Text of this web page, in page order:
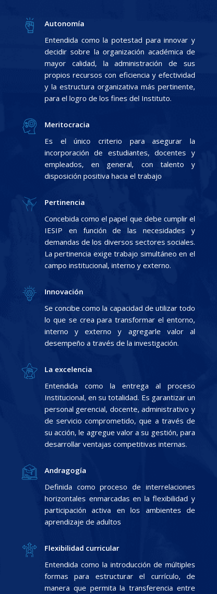
Autonomía
Entendida como la potestad para innovar y
decidir sobre la organización académica de
mayor calidad, la administración de sus
propios recursos con eficiencia y efectividad
y la estructura organizativa más pertinente,
para el logro de los fines del Instituto.
Meritocracia
Es el único criterio para asegurar la
incorporación de estudiantes, docentes y
empleados, en general, con talento y
disposición positiva hacia el trabajo
Pertinencia
Concebida como el papel que debe cumplir el
IESIP en función de las necesidades y
demandas de los diversos sectores sociales.
La pertinencia exige trabajo simultáneo en el
campo institucional, interno y externo.
Innovación
Se concibe como la capacidad de utilizar todo
lo que se crea para transformar el entorno,
interno y externo y agregarle valor al
desempeño a través de la investigación.
La excelencia
Entendida como la entrega al proceso
Institucional, en su totalidad. Es garantizar un
personal gerencial, docente, administrativo y
de servicio comprometido, que a través de
su acción, le agregue valor a su gestión, para
desarrollar ventajas competitivas internas.
Andragogía
Definida como proceso de interrelaciones
horizontales enmarcadas en la flexibilidad y
participación activa en los ambientes de
aprendizaje de adultos
Flexibilidad curricular
Entendida como la introducción de múltiples
formas para estructurar el currículo, de
manera que permita la transferencia entre